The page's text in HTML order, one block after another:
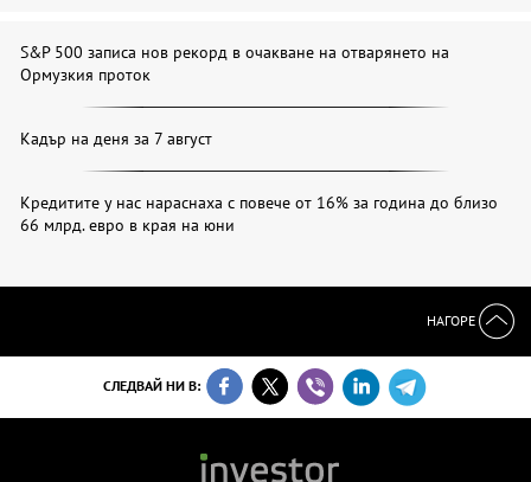
S&P 500 записа нов рекорд в очакване на отварянето на
Ормузкия проток
Кадър на деня за 7 август
Кредитите у нас нараснаха с повече от 16% за година до близо
66 млрд. евро в края на юни
НАГОРЕ
СЛЕДВАЙ НИ В: